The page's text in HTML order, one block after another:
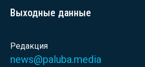
Выходные данные
Редакция
news@paluba.media